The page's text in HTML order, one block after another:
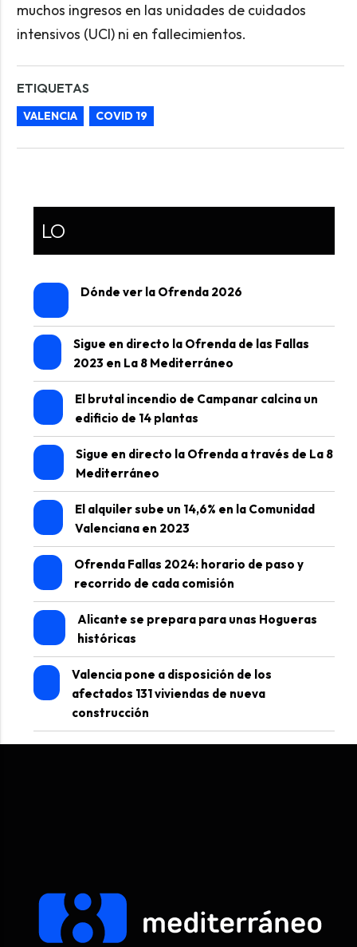
muchos ingresos en las unidades de cuidados
intensivos (UCI) ni en fallecimientos.
ETIQUETAS
VALENCIA COVID 19
LO
Dónde ver la Ofrenda 2026
Sigue en directo la Ofrenda de las Fallas
2023 en La 8 Mediterráneo
El brutal incendio de Campanar calcina un
edificio de 14 plantas
Sigue en directo la Ofrenda a través de La 8
Mediterráneo
El alquiler sube un 14,6% en la Comunidad
Valenciana en 2023
Ofrenda Fallas 2024: horario de paso y
recorrido de cada comisión
Alicante se prepara para unas Hogueras
históricas
Valencia pone a disposición de los
afectados 131 viviendas de nueva
construcción